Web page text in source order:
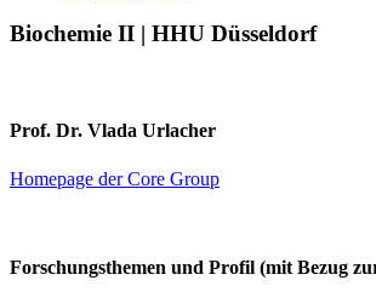
Biochemie II | HHU Düsseldorf
Prof. Dr. Vlada Urlacher
Homepage der Core Group
Forschungsthemen und Profil (mit Bezug